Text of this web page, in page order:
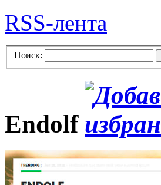
RSS-лента
Поиск:
Endolf